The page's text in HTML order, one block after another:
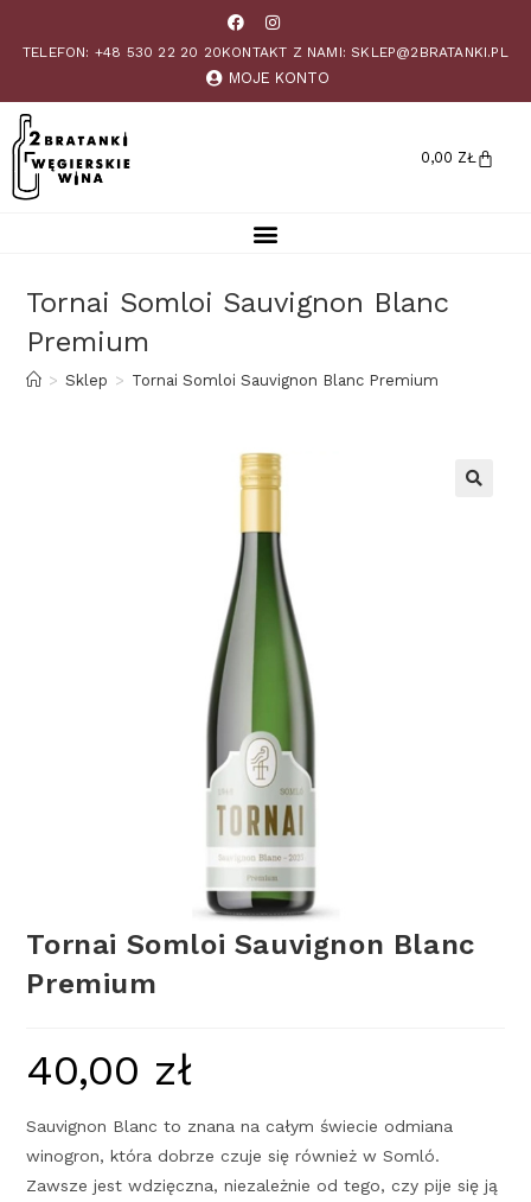
TELEFON: +48 530 22 20 20KONTAKT Z NAMI: SKLEP@2BRATANKI.PL
MOJE KONTO
0,00 ZŁ
Tornai Somloi Sauvignon Blanc
Premium
> Sklep > Tornai Somloi Sauvignon Blanc Premium
Tornai Somloi Sauvignon Blanc
Premium
40,00 zł
Sauvignon Blanc to znana na całym świecie odmiana
winogron, która dobrze czuje się również w Somló.
Zawsze jest wdzięczna, niezależnie od tego, czy pije się ją